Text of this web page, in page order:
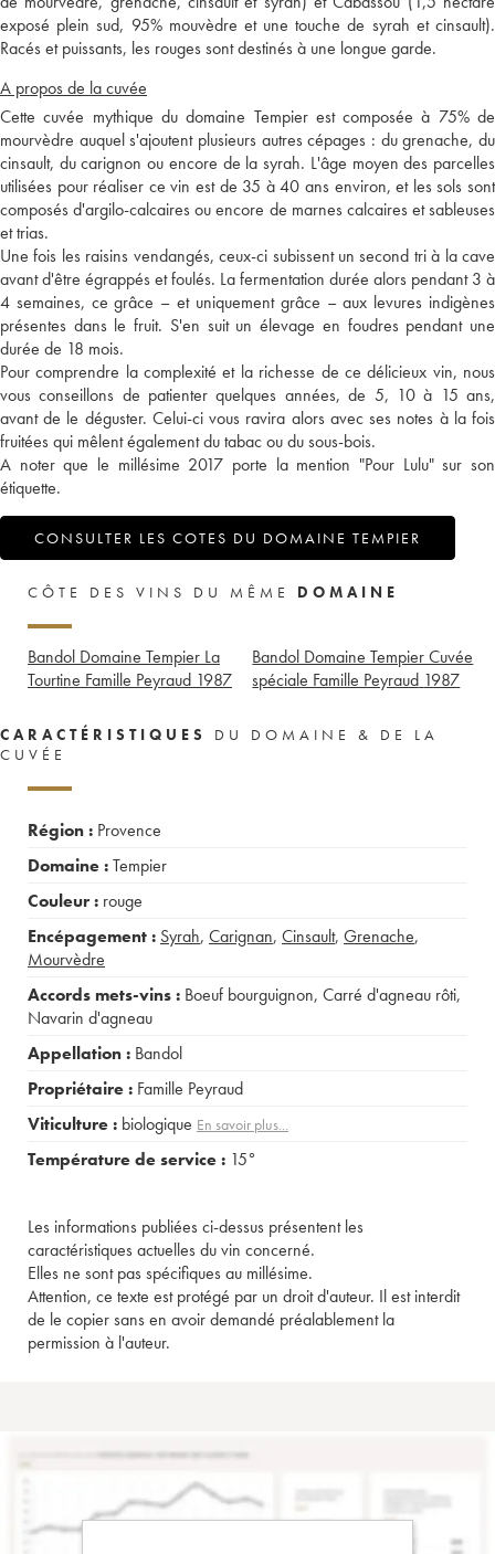
exposé plein sud, 95% mouvèdre et une touche de syrah et cinsault).
Racés et puissants, les rouges sont destinés à une longue garde.
A propos de la cuvée
Cette cuvée mythique du domaine Tempier est composée à 75% de
mourvèdre auquel s'ajoutent plusieurs autres cépages : du grenache, du
cinsault, du carignon ou encore de la syrah. L'âge moyen des parcelles
utilisées pour réaliser ce vin est de 35 à 40 ans environ, et les sols sont
composés d'argilo-calcaires ou encore de marnes calcaires et sableuses
et trias.
Une fois les raisins vendangés, ceux-ci subissent un second tri à la cave
avant d'être égrappés et foulés. La fermentation durée alors pendant 3 à
4 semaines, ce grâce – et uniquement grâce – aux levures indigènes
présentes dans le fruit. S'en suit un élevage en foudres pendant une
durée de 18 mois.
Pour comprendre la complexité et la richesse de ce délicieux vin, nous
vous conseillons de patienter quelques années, de 5, 10 à 15 ans,
avant de le déguster. Celui-ci vous ravira alors avec ses notes à la fois
fruitées qui mêlent également du tabac ou du sous-bois.
A noter que le millésime 2017 porte la mention "Pour Lulu" sur son
étiquette.
CONSULTER LES COTES DU DOMAINE TEMPIER
CÔTE DES VINS DU MÊME DOMAINE
Bandol Domaine Tempier La
Tourtine Famille Peyraud 1987
Bandol Domaine Tempier Cuvée
spéciale Famille Peyraud 1987
CARACTÉRISTIQUES
DU DOMAINE & DE LA
CUVÉE
Région : Provence
Domaine :Tempier
Couleur : rouge
Encépagement : Syrah, Carignan, Cinsault, Grenache,
Mourvèdre
Accords mets-vins : Boeuf bourguignon, Carré d'agneau rôti,
Navarin d'agneau
Appellation : Bandol
Propriétaire : Famille Peyraud
Viticulture : biologique En savoir plus...
Température de service : 15°
Les informations publiées ci-dessus présentent les
caractéristiques actuelles du vin concerné.
Elles ne sont pas spécifiques au millésime.
Attention, ce texte est protégé par un droit d'auteur. Il est interdit
de le copier sans en avoir demandé préalablement la
permission à l'auteur.